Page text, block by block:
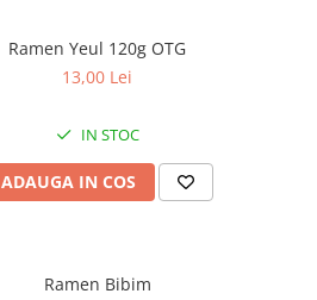
Ramen Yeul 120g OTG
13,00 Lei
IN STOC
ADAUGA IN COS
Ramen Bibim